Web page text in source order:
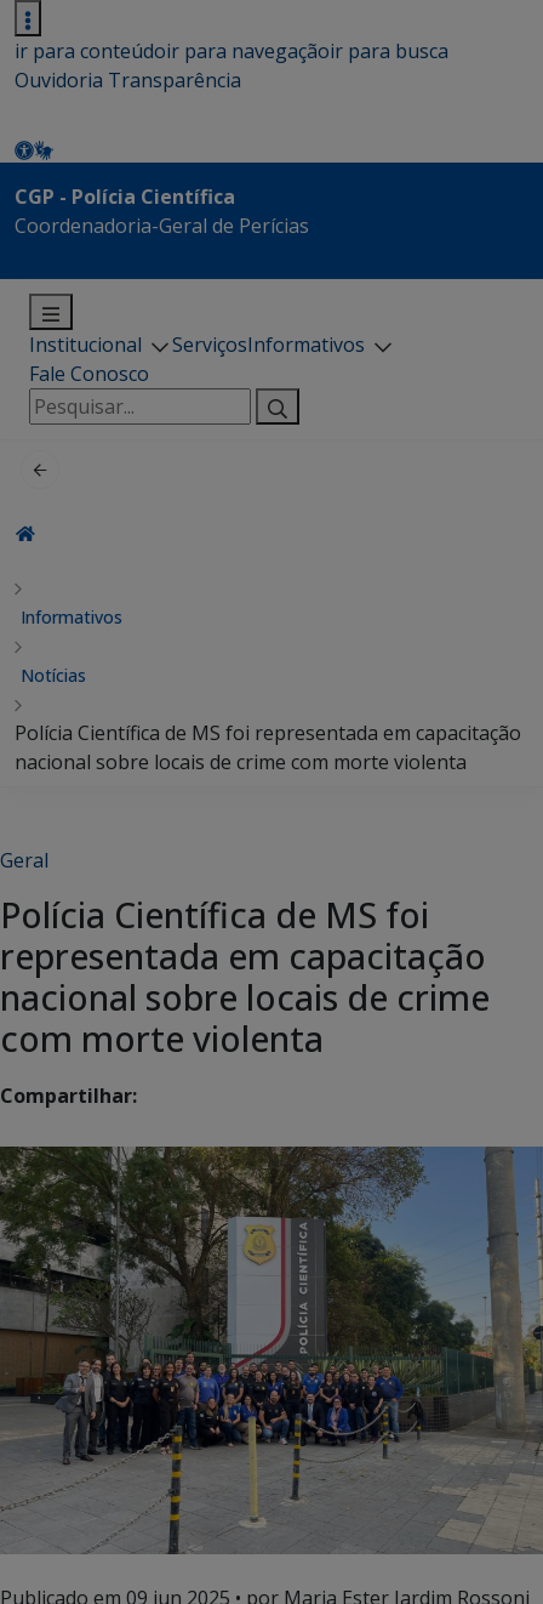
ir para conteúdoir para navegaçãoir para busca
Ouvidoria Transparência
CGP - Polícia Científica
Coordenadoria-Geral de Perícias
Institucional ServiçosInformativos
Fale Conosco
Pesquisar
por:
Informativos
Notícias
Polícia Científica de MS foi representada em capacitação
nacional sobre locais de crime com morte violenta
Geral
Polícia Científica de MS foi
representada em capacitação
nacional sobre locais de crime
com morte violenta
Compartilhar:
Publicado em 09 jun 2025 • por Maria Ester Jardim Rossoni